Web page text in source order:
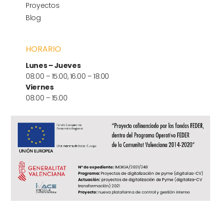
Proyectos
Blog
HORARIO
Lunes – Jueves
08:00 – 15:00, 16:00 – 18:00
Viernes
08:00 – 15:00